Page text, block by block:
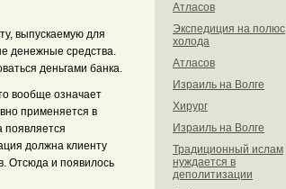
выпускаемую для
денежные средства.
деньгами банка.
вообще означает
применяется в
появляется
должна клиенту
Отсюда и появилось
Атласов
Экспедиция на полюс
холода
Атласов
Израиль на Волге
Хирург
Израиль на Волге
Традиционный ислам
нуждается в
деполитизации